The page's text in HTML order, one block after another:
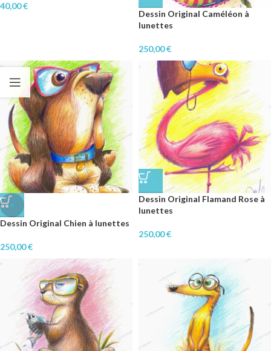
40,00€
Dessin Original Caméléon à
lunettes
250,00€
♥
Dessin Original Chien à lunettes
250,00€
Dessin Original Flamand Rose à
lunettes
250,00€